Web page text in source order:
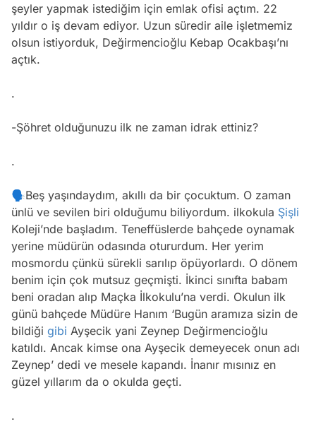
şeyler yapmak istediğim için emlak ofisi açtım. 22
yıldır o iş devam ediyor. Uzun süredir aile işletmemiz
olsun istiyorduk, Değirmencioğlu Kebap Ocakbaşı’nı
açtık.
.
-Şöhret olduğunuzu ilk ne zaman idrak ettiniz?
.
🗣Beş yaşındaydım, akıllı da bir çocuktum. O zaman
ünlü ve sevilen biri olduğumu biliyordum. ilkokula Şişli
Koleji’nde başladım. Teneffüslerde bahçede oynamak
yerine müdürün odasında otururdum. Her yerim
mosmordu çünkü sürekli sarılıp öpüyorlardı. O dönem
benim için çok mutsuz geçmişti. İkinci sınıfta babam
beni oradan alıp Maçka İlkokulu’na verdi. Okulun ilk
günü bahçede Müdüre Hanım ‘Bugün aramıza sizin de
bildiği gibi Ayşecik yani Zeynep Değirmencioğlu
katıldı. Ancak kimse ona Ayşecik demeyecek onun adı
Zeynep’ dedi ve mesele kapandı. İnanır mısınız en
güzel yıllarım da o okulda geçti.
.